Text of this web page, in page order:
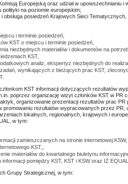
Europejską oraz udział w upowszechnianiu i
polityki na poziomie europejskim;
obsługa posiedzeń Krajowych Sieci Tematycznych,
i terminie posiedzeń,
KST o miejscu i terminie posiedzeń,
niezbędnych materiałów i dokumentów na
KST,
analiz, ekspertyz niezbędnych do
wynikających z bieżących prac KST,
KST informacji dotyczących rezultatów
poprzez organizację wizyt członków KST w PR
organizowanie prezentacji rezultatów prac PR
promowaniu rezultatów wypracowanych przez PR,
lokalnych, regionalnych, krajowych i
w tym:
zamieszczanych na stronie internetowej
KST,;
materiałów do kwartalnego biuletynu
informacji pomiędzy KST, KST i KSW oraz IZ
Grupy Strategicznej, w tym: